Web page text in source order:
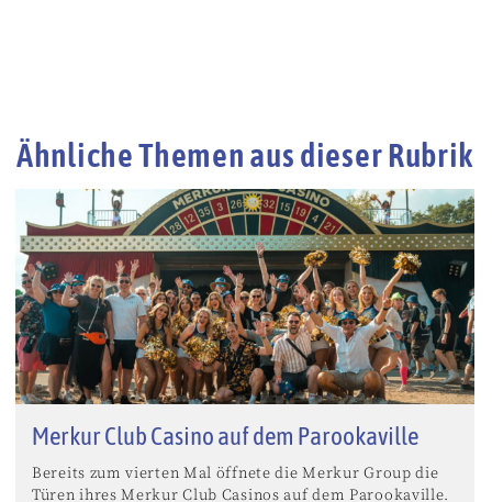
Ähnliche Themen aus dieser Rubrik
Merkur Club Casino auf dem Parookaville
Bereits zum vierten Mal öffnete die Merkur Group die
Türen ihres Merkur Club Casinos auf dem Parookaville.